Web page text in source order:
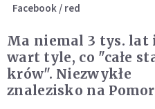
Facebook / red
Ma niemal 3 tys. lat
wart tyle, co "całe
krów". Niezwykłe
znalezisko na